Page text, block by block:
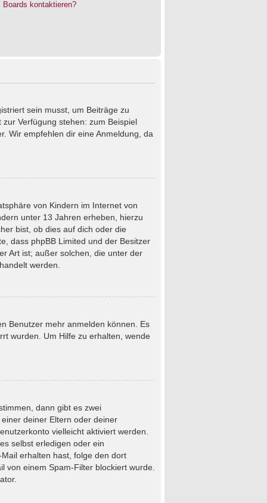
kontaktieren?
sein musst, um Beiträge zu
Verfügung stehen: zum Beispiel
Wir empfehlen dir eine Anmeldung, da
von Kindern im Internet von
unter 13 Jahren erheben, hierzu
bist, ob dies auf dich oder die
dass phpBB Limited und der Besitzer
Art ist; außer solchen, die unter der
werden.
Benutzer mehr anmelden können. Es
wurden. Um Hilfe zu erhalten, wende
dann gibt es zwei
deiner Eltern oder deiner
vielleicht aktiviert werden.
selbst erledigen oder ein
erhalten hast, folge den dort
von einem Spam-Filter blockiert wurde.